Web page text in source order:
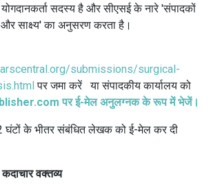
सदस्य है और सीएसई के नारे 'संपादकों
और साक्ष्य' का अनुसरण करता है।
submissions/surgical-
पर जमा करें या संपादकीय कार्यालय को
पर ई-मेल अनुलग्नक के रूप में भेजें।
घंटों के भीतर संबंधित लेखक को ई-मेल कर दी
वक्तव्य